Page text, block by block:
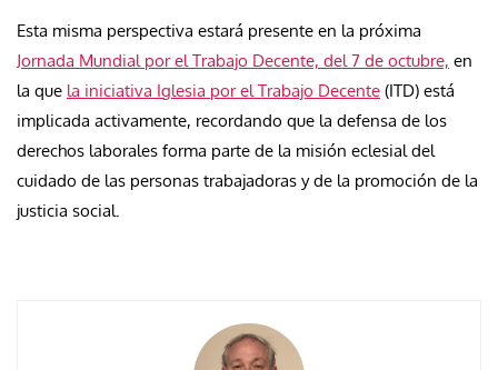
Esta misma perspectiva estará presente en la próxima
Jornada Mundial por el Trabajo Decente, del 7 de octubre, en
la que la iniciativa Iglesia por el Trabajo Decente (ITD) está
implicada activamente, recordando que la defensa de los
derechos laborales forma parte de la misión eclesial del
cuidado de las personas trabajadoras y de la promoción de la
justicia social.